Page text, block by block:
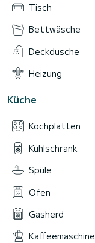
Tisch
Bettwäsche
Deckdusche
Heizung
Küche
Kochplatten
Kühlschrank
Spüle
Ofen
Gasherd
Kaffeemaschine